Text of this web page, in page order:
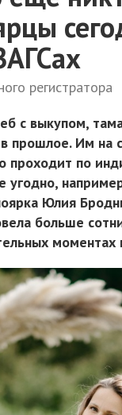
регистратора
с выкупом,
прошлое. Им на
проходит по
угодно,
Юлия
больше